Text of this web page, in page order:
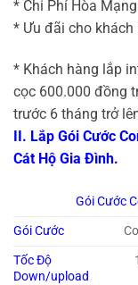
* Chi Phí Hòa
* Ưu đãi cho khách
* Khách hàng lắp
cọc 600.000 đồng
trước 6 tháng trở
II. Lắp Gói Cước
Cát Hộ Gia Đình.
Gói Cước
Gói Cước
Tốc Độ
Down/upload